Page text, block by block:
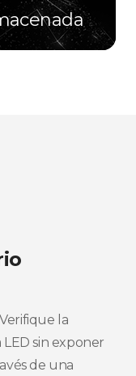
la
sin exponer
de una